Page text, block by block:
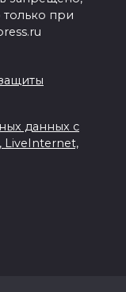
при
данных с
LiveInternet,